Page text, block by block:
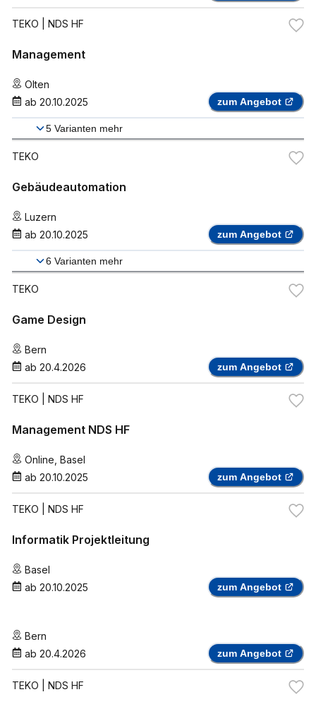
TEKO | NDS HF
Management
Olten
ab 20.10.2025 zum Angebot
5 Varianten mehr
TEKO
Gebäudeautomation
Luzern
ab 20.10.2025 zum Angebot
6 Varianten mehr
TEKO
Game Design
Bern
ab 20.4.2026 zum Angebot
TEKO | NDS HF
Management NDS HF
Online Basel
ab 20.10.2025 zum Angebot
TEKO | NDS HF
Informatik Projektleitung
Basel
ab 20.10.2025 zum Angebot
Bern
ab 20.4.2026 zum Angebot
TEKO | NDS HF